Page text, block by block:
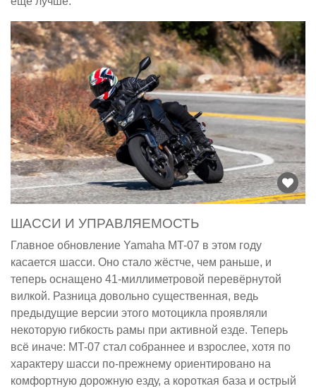
ШАССИ И УПРАВЛЯЕМОСТЬ
Главное обновление Yamaha MT-07 в этом году
касается шасси. Оно стало жёстче, чем раньше, и
теперь оснащено 41-миллиметровой перевёрнутой
вилкой. Разница довольно существенная, ведь
предыдущие версии этого мотоцикла проявляли
некоторую гибкость рамы при активной езде. Теперь
всё иначе: MT-07 стал собраннее и взрослее, хотя по
характеру шасси по-прежнему ориентировано на
комфортную дорожную езду, а короткая база и острый